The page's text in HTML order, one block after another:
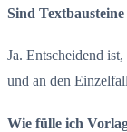
Sind
Ja. Entscheidend
und an den
Wie fülle ich